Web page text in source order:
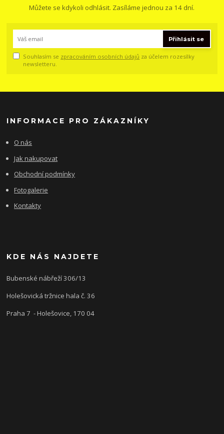
Můžete se kdykoli odhlásit. Zasíláme jednou za 14 dní.
Přihlásit se
Souhlasím se zpracováním osobních údajů za účelem rozesílky
newsletteru.
INFORMACE PRO ZÁKAZNÍKY
O nás
Jak nakupovat
Obchodní podmínky
Fotogalerie
Kontakty
KDE NÁS NAJDETE
Bubenské nábřeží 306/13
Holešovická tržnice hala č. 36
Praha 7 - Holešovice, 170 04